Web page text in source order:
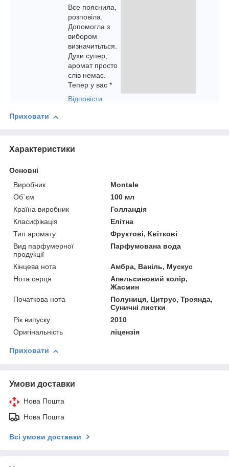
Все пояснила,
розповіла.
Допомогла з
вибором
визначитьться.
Духи супер,
аромат просто
слів немає.
Тепер у вас *
Відповісти
Приховати
Характеристики
Основні
Виробник
Montale
Об`єм
100 мл
Країна виробник
Голландія
Класифікація
Елітна
Тип аромату
Фруктові, Квіткові
Вид парфумерної
продукції
Парфумована вода
Кінцева нота
Амбра, Ваніль, Мускус
Нота серця
Апельсиновий колір,
Жасмин
Початкова нота
Полуниця, Цитрус, Троянда,
Суничні листки
Рік випуску
2010
Оригінальність
ліцензія
Приховати
Умови доставки
Нова Пошта
Нова Пошта
Всі умови доставки